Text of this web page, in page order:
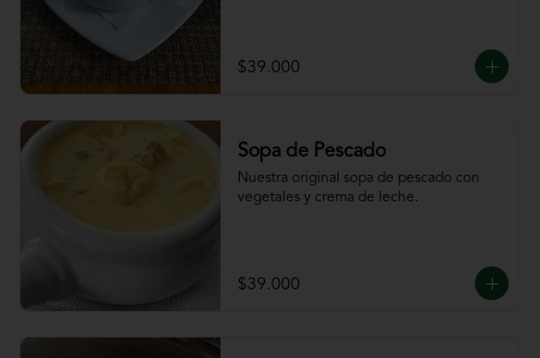
$39.000
Sopa de Pescado
Nuestra original sopa de pescado con
vegetales y crema de leche.
$39.000